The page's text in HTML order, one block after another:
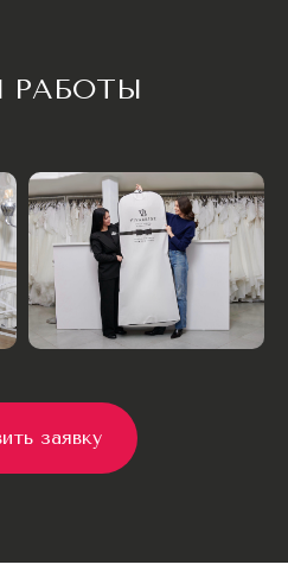
заявку